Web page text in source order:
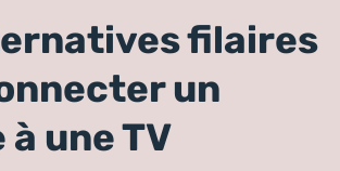
filaires
un
une TV